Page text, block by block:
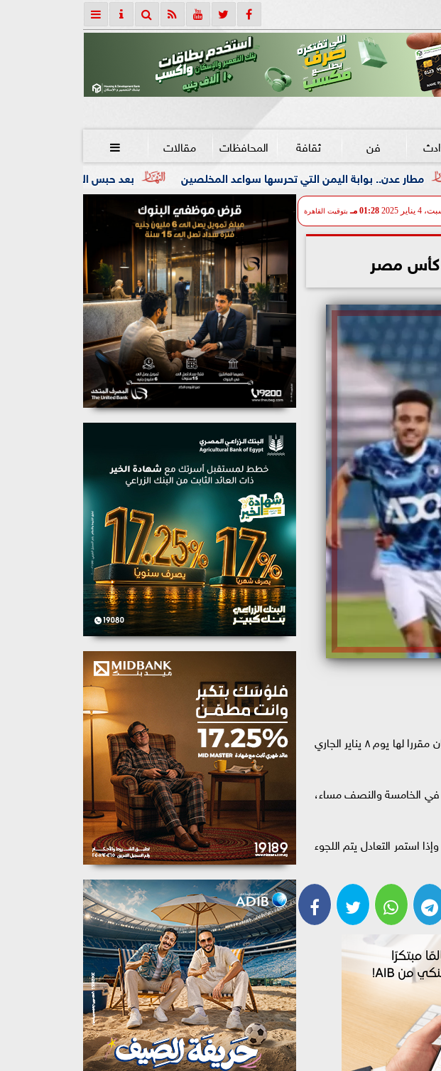
فن ثقافة المحافظات مقالات 
بعد حبس المتهم 4 أيام.. دفن جثمان الأب المقتول على يد ابنه بالإسكندرية التي تحرسها سواعد المخلصين
4 يناير 2025 01:28 مـ بتوقيت القاهرة
كأس مصر
قرر اتحاد الكرة تأجيل مباراة بيراميدز والمنصورة في إطار دور الـ٣٢ من بطولة كأس مصر، والتي كان مقررا لها يوم ٨ يناير الجاري
على استاد الدفاع الجوي، في الخامسة والنصف مساء،
استمر التعادل يتم اللجوء